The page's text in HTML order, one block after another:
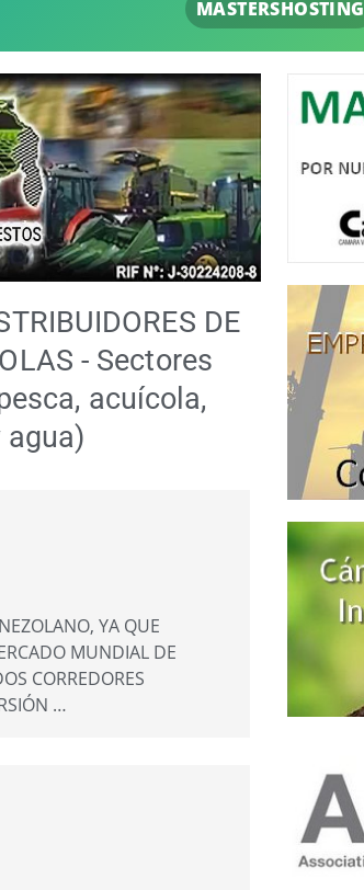
MASTERSHOSTING Correos,
DE
- Sectores
acuícola,
YA QUE
MUNDIAL DE
CORREDORES
…